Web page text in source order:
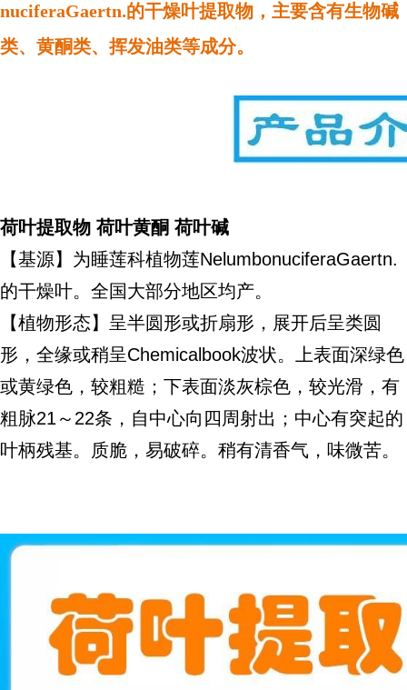
nuciferaGaertn.的干燥叶提取物，主要含有生物碱
类、黄酮类、挥发油类等成分。
荷叶提取物 荷叶黄酮 荷叶碱
【基源】为睡莲科植物莲NelumbonuciferaGaertn.
的干燥叶。全国大部分地区均产。
【植物形态】呈半圆形或折扇形，展开后呈类圆
形，全缘或稍呈Chemicalbook波状。上表面深绿色
或黄绿色，较粗糙；下表面淡灰棕色，较光滑，有
粗脉21～22条，自中心向四周射出；中心有突起的
叶柄残基。质脆，易破碎。稍有清香气，味微苦。